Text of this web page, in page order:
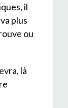
il
plus
ou
là